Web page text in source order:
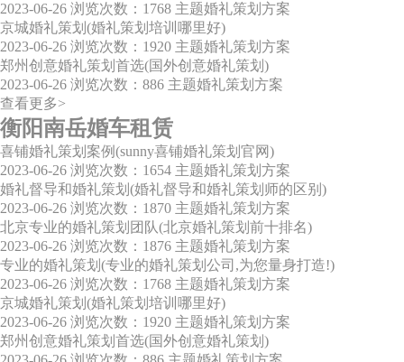
2023-06-26 浏览次数：1768 主题婚礼策划方案
京城婚礼策划(婚礼策划培训哪里好)
2023-06-26 浏览次数：1920 主题婚礼策划方案
郑州创意婚礼策划首选(国外创意婚礼策划)
2023-06-26 浏览次数：886 主题婚礼策划方案
查看更多>
衡阳南岳婚车租赁
喜铺婚礼策划案例(sunny喜铺婚礼策划官网)
2023-06-26 浏览次数：1654 主题婚礼策划方案
婚礼督导和婚礼策划(婚礼督导和婚礼策划师的区别)
2023-06-26 浏览次数：1870 主题婚礼策划方案
北京专业的婚礼策划团队(北京婚礼策划前十排名)
2023-06-26 浏览次数：1876 主题婚礼策划方案
专业的婚礼策划(专业的婚礼策划公司,为您量身打造!)
2023-06-26 浏览次数：1768 主题婚礼策划方案
京城婚礼策划(婚礼策划培训哪里好)
2023-06-26 浏览次数：1920 主题婚礼策划方案
郑州创意婚礼策划首选(国外创意婚礼策划)